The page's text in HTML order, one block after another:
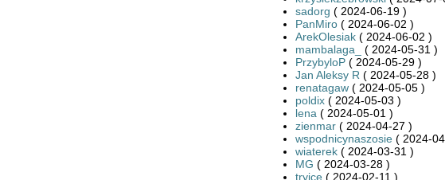
sadorg ( 2024-06-19 )
PanMiro( 2024-06-02 )
ArekOlesiak( 2024-06-02 )
mambalaga_
( 2024-05-31 )
PrzybyloP( 2024-05-29 )
Jan Aleksy R ( 2024-05-28 )
renatagaw( 2024-05-05 )
poldix( 2024-05-03 )
lena ( 2024-05-01 )
zienmar( 2024-04-27 )
wspodnicynaszosie( 2024-
wiaterek( 2024-03-31 )
MG ( 2024-03-28 )
tryice( 2024-02-11 )